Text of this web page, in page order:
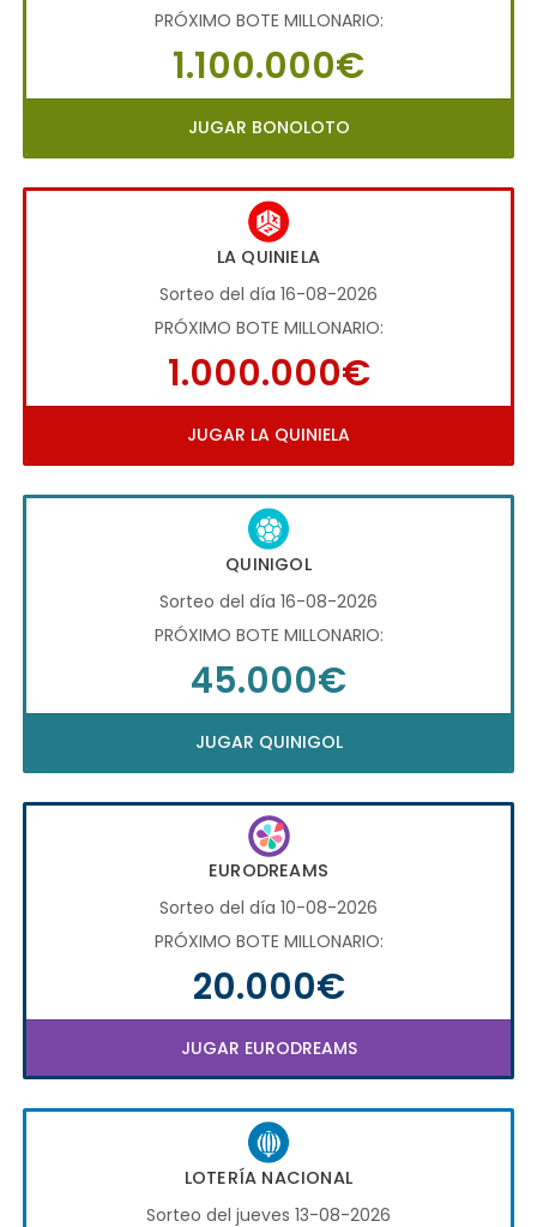
PRÓXIMO BOTE MILLONARIO:
1.100.000€
JUGAR BONOLOTO
LA QUINIELA
Sorteo del día 16-08-2026
PRÓXIMO BOTE MILLONARIO:
1.000.000€
JUGAR LA QUINIELA
QUINIGOL
Sorteo del día 16-08-2026
PRÓXIMO BOTE MILLONARIO:
45.000€
JUGAR QUINIGOL
EURODREAMS
Sorteo del día 10-08-2026
PRÓXIMO BOTE MILLONARIO:
20.000€
JUGAR EURODREAMS
LOTERÍA NACIONAL
Sorteo del jueves 13-08-2026